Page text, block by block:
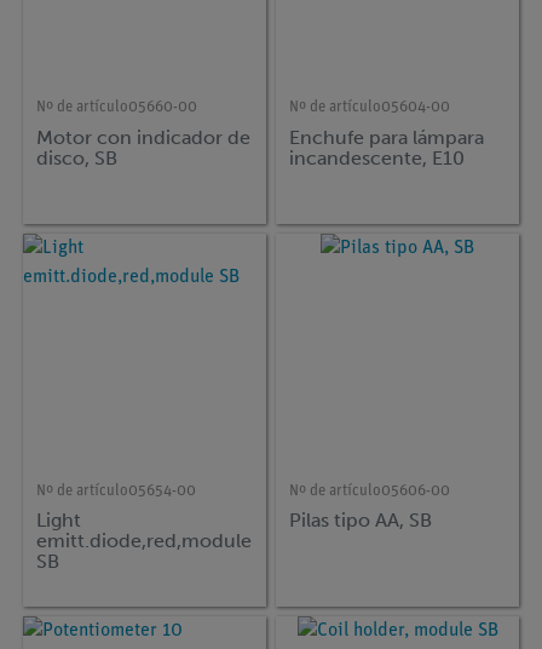
Nº de artículo05660-00
Motor con indicador de
disco, SB
Nº de artículo05604-00
Enchufe para lámpara
incandescente, E10
Nº de artículo05654-00
Light
emitt.diode,red,module
SB
Nº de artículo05606-00
Pilas tipo AA, SB